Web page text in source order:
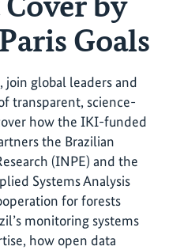
Goals
join global leaders and
transparent, science-
how the IKI-funded
the Brazilian
(INPE) and the
Systems Analysis
for forests
monitoring systems
how open data